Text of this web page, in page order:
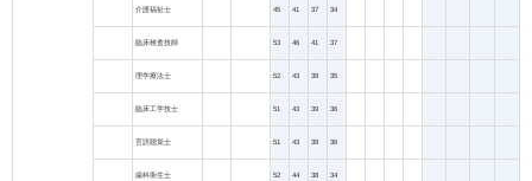
介護福祉士 45 41 37 34
臨床検査技師 53 46 41 37
理学療法士 52 43 39 35
臨床工学技士 51 43 39 36
言語聴覚士 51 43 39 36
歯科衛生士 52 44 38 34